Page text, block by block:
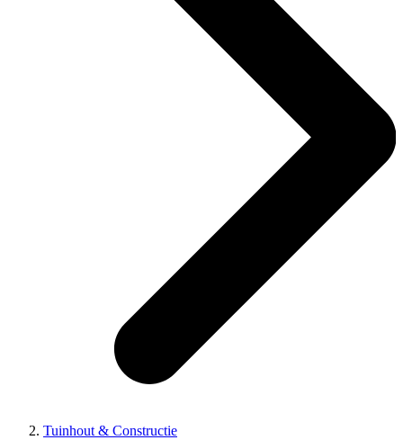
Tuinhout & Constructie